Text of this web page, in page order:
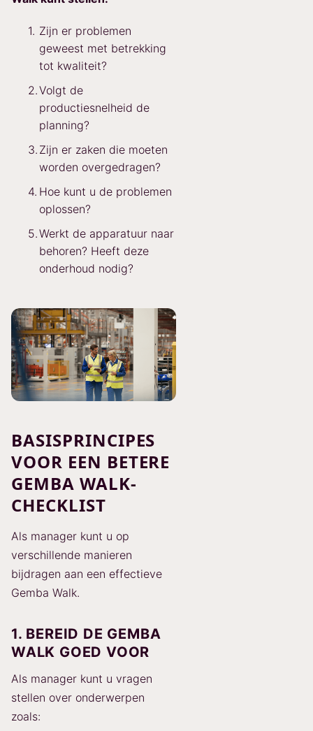
Zijn er problemen
geweest met betrekking
tot kwaliteit?
Volgt de
productiesnelheid de
planning?
Zijn er zaken die moeten
worden overgedragen?
Hoe kunt u de problemen
oplossen?
Werkt de apparatuur naar
behoren? Heeft deze
onderhoud nodig?
BASISPRINCIPES
VOOR EEN BETERE
GEMBA WALK-
CHECKLIST
Als manager kunt u op
verschillende manieren
bijdragen aan een effectieve
Gemba Walk.
1. BEREID DE GEMBA
WALK GOED VOOR
Als manager kunt u vragen
stellen over onderwerpen
zoals: